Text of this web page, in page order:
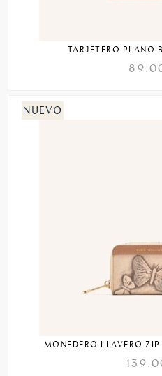
TARJETERO PLANO
MONEDERO LLAVERO